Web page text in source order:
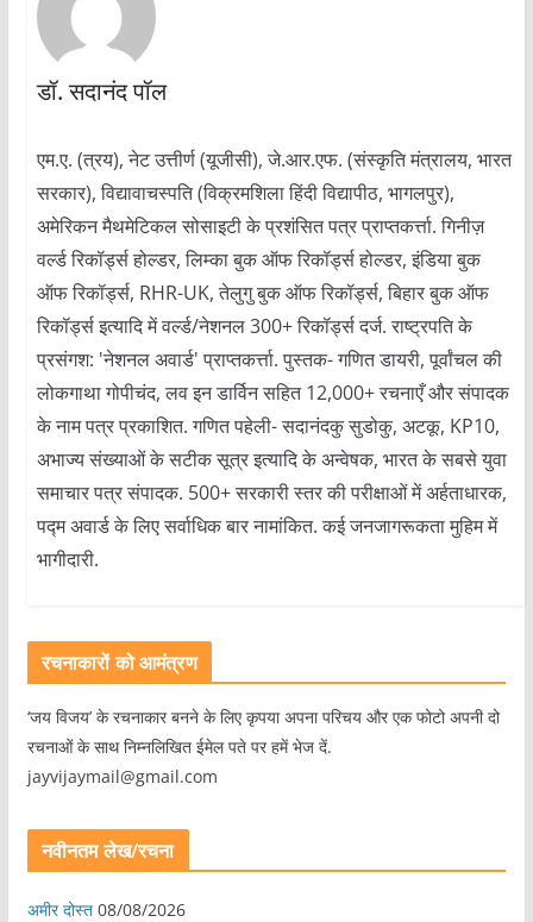
डॉ. सदानंद पॉल
एम.ए. (त्रय), नेट उत्तीर्ण (यूजीसी), जे.आर.एफ. (संस्कृति मंत्रालय, भारत
सरकार), विद्यावाचस्पति (विक्रमशिला हिंदी विद्यापीठ, भागलपुर),
अमेरिकन मैथमेटिकल सोसाइटी के प्रशंसित पत्र प्राप्तकर्त्ता. गिनीज़
वर्ल्ड रिकॉर्ड्स होल्डर, लिम्का बुक ऑफ रिकॉर्ड्स होल्डर, इंडिया बुक
ऑफ रिकॉर्ड्स, RHR-UK, तेलुगु बुक ऑफ रिकॉर्ड्स, बिहार बुक ऑफ
रिकॉर्ड्स इत्यादि में वर्ल्ड/नेशनल 300+ रिकॉर्ड्स दर्ज. राष्ट्रपति के
प्रसंगश: 'नेशनल अवार्ड' प्राप्तकर्त्ता. पुस्तक- गणित डायरी, पूर्वांचल की
लोकगाथा गोपीचंद, लव इन डार्विन सहित 12,000+ रचनाएँ और संपादक
के नाम पत्र प्रकाशित. गणित पहेली- सदानंदकु सुडोकु, अटकू, KP10,
अभाज्य संख्याओं के सटीक सूत्र इत्यादि के अन्वेषक, भारत के सबसे युवा
समाचार पत्र संपादक. 500+ सरकारी स्तर की परीक्षाओं में अर्हताधारक,
पद्म अवार्ड के लिए सर्वाधिक बार नामांकित. कई जनजागरूकता मुहिम में
भागीदारी.
रचनाकारों को आमंत्रण
‘जय विजय’ के रचनाकार बनने के लिए कृपया अपना परिचय और एक फोटो अपनी दो
रचनाओं के साथ निम्नलिखित ईमेल पते पर हमें भेज दें.
jayvijaymail@gmail.com
नवीनतम लेख/रचना
अमीर दोस्त 08/08/2026